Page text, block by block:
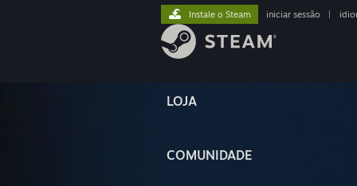
LOJA
COMUNIDADE
Instale o Steam iniciar sessão